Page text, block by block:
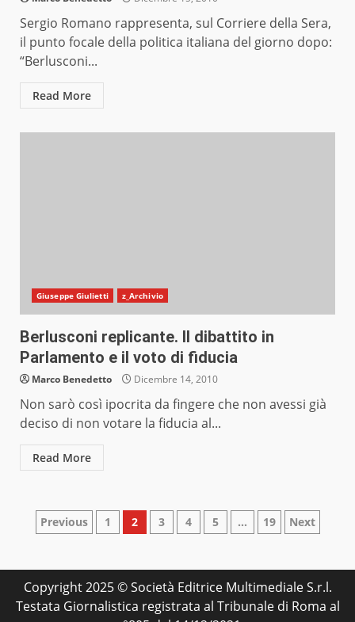
Sergio Romano rappresenta, sul Corriere della Sera,
il punto focale della politica italiana del giorno dopo:
“Berlusconi...
Read More
Giuseppe Giulietti z_Archivio
Berlusconi replicante. Il dibattito in
Parlamento e il voto di fiducia
Marco Benedetto Dicembre 14, 2010
Non sarò così ipocrita da fingere che non avessi già
deciso di non votare la fiducia al...
Read More
Paginazione
articoli
Previous 1 2 3 4 5 … 19 Next
Copyright 2025 © Società Editrice Multimediale S.r.l.
Testata Giornalistica registrata al Tribunale di Roma al